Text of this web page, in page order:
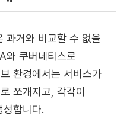
과거와 비교할 수 없을
와 쿠버네티스로
환경에서는 서비스가
쪼개지고, 각각이
합니다.